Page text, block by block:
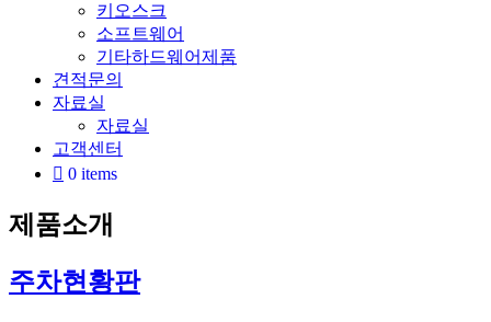
키오스크
소프트웨어
기타하드웨어제품
견적문의
자료실
자료실
고객센터
0 items
제품소개
주차현황판